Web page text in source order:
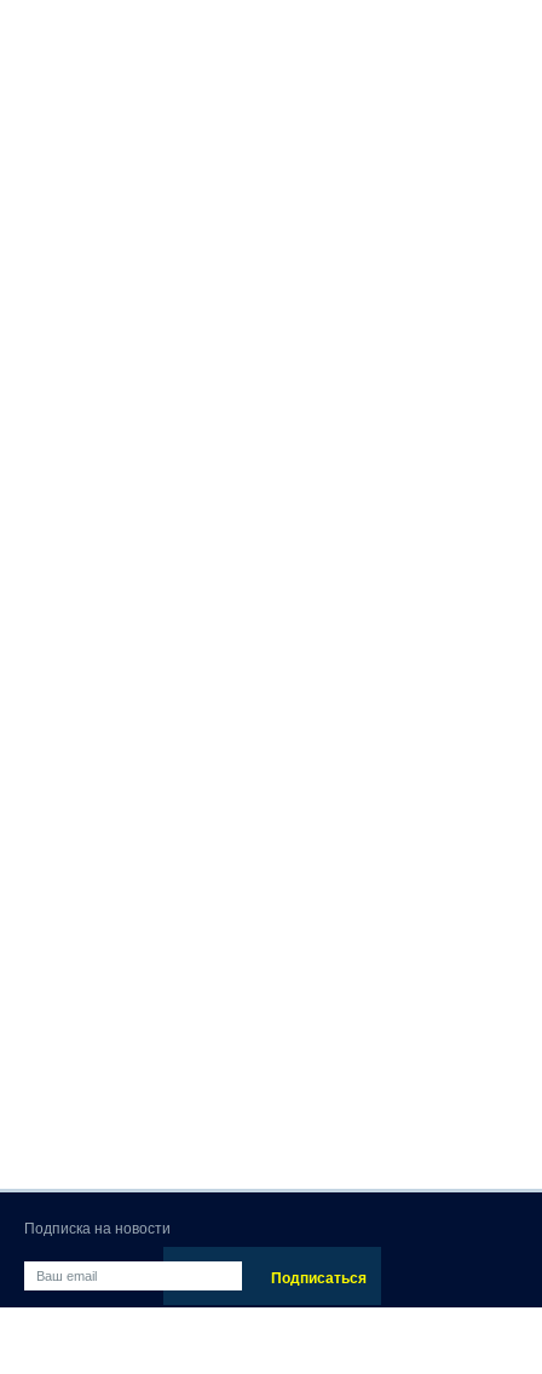
Подписка на новости